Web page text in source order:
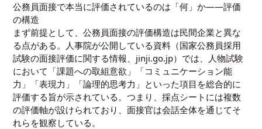
公務員面接で本当に評価されているのは「何」か――評価
の構造
まず前提として、公務員面接の評価構造は民間企業と異な
る点がある。人事院が公開している資料（国家公務員採用
試験の面接評価に関する情報、jinji.go.jp）では、人物試験
において「課題への取組意欲」「コミュニケーション能
力」「表現力」「論理的思考力」といった項目を総合的に
評価する旨が示されている。つまり、採点シートには複数
の評価軸が設けられており、面接官は会話全体を通じてそ
れらを観察している。